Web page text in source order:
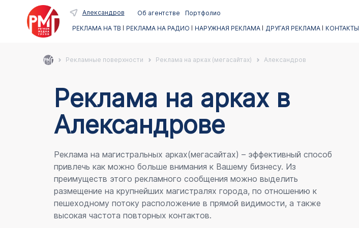
Александров Об агентстве
Портфолио
РЕКЛАМА НА ТВ
РЕКЛАМА НА РАДИО НАРУЖНАЯ РЕКЛАМА ДРУГАЯ РЕКЛАМА КОНТАКТЫ
Рекламные поверхности Реклама на арках (мегасайтах) Александров
Реклама на аркаx в
Александрове
Реклама на магистральных арках(мегасайтах) – эффективный способ
привлечь как можно больше внимания к Вашему бизнесу. Из
преимуществ этого рекламного сообщения можно выделить
размещение на крупнейших магистралях города, по отношению к
пешеходному потоку расположение в прямой видимости, а также
высокая частота повторных контактов.